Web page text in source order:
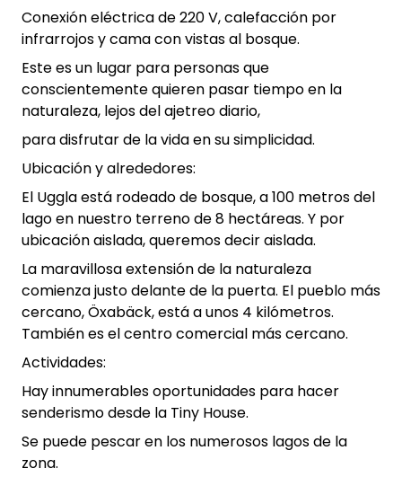
Conexión eléctrica de 220 V, calefacción por
infrarrojos y cama con vistas al bosque.
Este es un lugar para personas que
conscientemente quieren pasar tiempo en la
naturaleza, lejos del ajetreo diario,
para disfrutar de la vida en su simplicidad.
Ubicación y alrededores:
El Uggla está rodeado de bosque, a 100 metros del
lago en nuestro terreno de 8 hectáreas. Y por
ubicación aislada, queremos decir aislada.
La maravillosa extensión de la naturaleza
comienza justo delante de la puerta. El pueblo más
cercano, Öxabäck, está a unos 4 kilómetros.
También es el centro comercial más cercano.
Actividades:
Hay innumerables oportunidades para hacer
senderismo desde la Tiny House.
Se puede pescar en los numerosos lagos de la
zona.